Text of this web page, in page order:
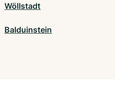
Wöllstadt
Balduinstein